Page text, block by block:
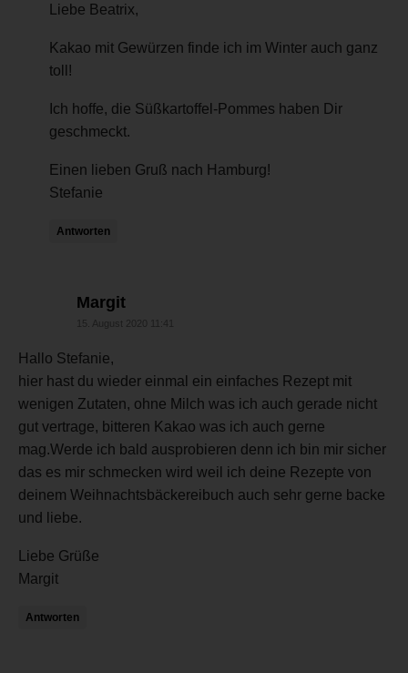
Liebe Beatrix,
Kakao mit Gewürzen finde ich im Winter auch ganz
toll!
Ich hoffe, die Süßkartoffel-Pommes haben Dir
geschmeckt.
Einen lieben Gruß nach Hamburg!
Stefanie
Antworten
Margitsagt:
15. August 2020 11:41
Hallo Stefanie,
hier hast du wieder einmal ein einfaches Rezept mit
wenigen Zutaten, ohne Milch was ich auch gerade nicht
gut vertrage, bitteren Kakao was ich auch gerne
mag.Werde ich bald ausprobieren denn ich bin mir sicher
das es mir schmecken wird weil ich deine Rezepte von
deinem Weihnachtsbäckereibuch auch sehr gerne backe
und liebe.
Liebe Grüße
Margit
Antworten